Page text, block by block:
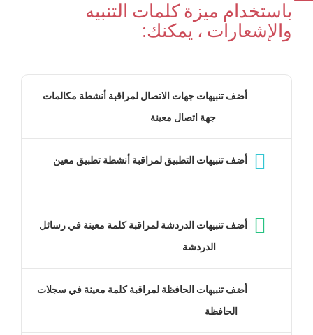
باستخدام ميزة كلمات التنبيه
والإشعارات ، يمكنك:
أضف تنبيهات جهات الاتصال لمراقبة أنشطة مكالمات
جهة اتصال معينة
أضف تنبيهات التطبيق لمراقبة أنشطة تطبيق معين
أضف تنبيهات الدردشة لمراقبة كلمة معينة في رسائل
الدردشة
أضف تنبيهات الحافظة لمراقبة كلمة معينة في سجلات
الحافظة